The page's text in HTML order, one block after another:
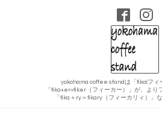
yokohama coffee standは「fika(フィ
「fika+er=fiker（フィーカー）」が、より
「fika＋ry＝fikary（フィーカリィ）」